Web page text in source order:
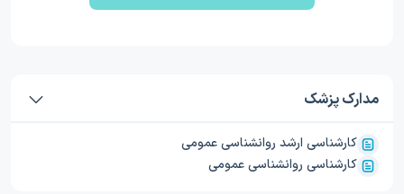
مدارک پزشک
کارشناسی ارشد روانشناسی عمومی
کارشناسی روانشناسی عمومی